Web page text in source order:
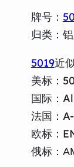
牌号：
归类：
5019近
美标：
国际：
法国：
欧标：
俄标：